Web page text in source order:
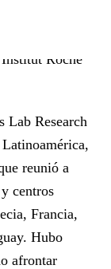
Lab Research
reunió a
centros
Francia,
Hubo
afrontar